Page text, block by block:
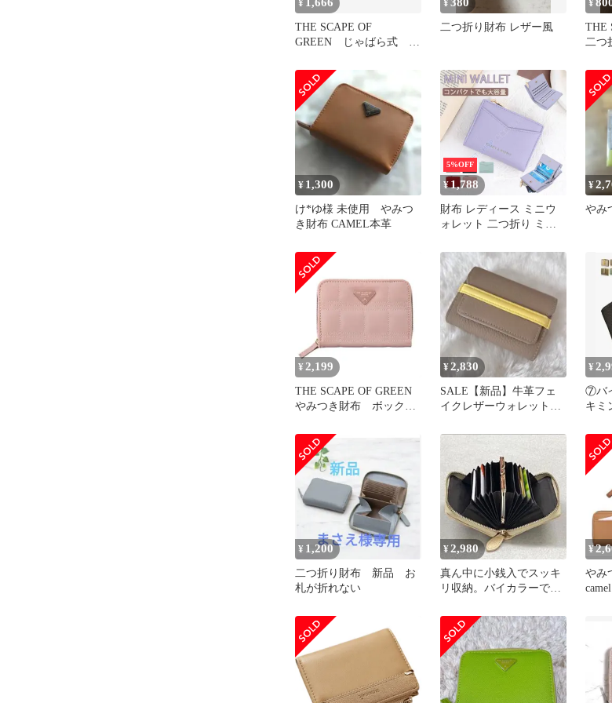
¥ 1,666
THE SCAPE OF
GREEN じゃばら式 や
ク
¥ 380
二つ折り財布 レザー風
¥
THE
二つ
¥ 1,300
け*ゆ様 未使用 やみつ
き財布 CAMEL本革
5%OFF
¥1,788
財布 レディース ミニウ
ォレット 二つ折り ミニ
らない 財布 メンズ BOX
型 小銭入れ コインケー
ス スキミング 防止 カー
ドケース 革 CSJK528P338
¥
やみ
¥ 2,199
THE SCAPE OF GREEN
やみつき財布 ボックス
¥2,830
SALE【新品】牛革フェ
イクレザーウォレット*
インケース付
¥
⑦バ
キミ
¥ 1,200
二つ折り財布 新品 お
札が折れない
¥2,980
真ん中に小銭入でスッキ
リ収納。バイカラーで10
ずにスルーで
¥
や
camel